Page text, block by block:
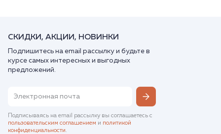
СКИДКИ, АКЦИИ, НОВИНКИ
Подпишитесь на email рассылку и будьте в
курсе самых интересных и выгодных
предложений.
Подписываясь на email рассылку вы соглашаетесь с
пользовательским соглашением и политикой
конфиденциальности.